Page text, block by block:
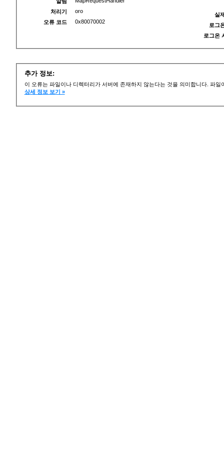
처리기
oro
오류 코드
0x80070002
실
로그
로그온
추가 정보:
이 오류는 파일이나 디렉터리가 서버에 존재하지 않는다는 것을 의미합니다. 파
상세 정보 보기 »